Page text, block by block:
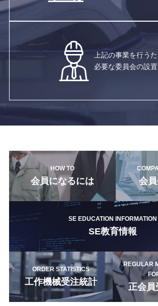
上記の事業を行う
必要な委員会の設置
HOW TO
会員になるには 会
SE EDUCATION INFORMATION
SE教育情報
ORDER STATISTICS
工作機械受注統計
REGULAR
正会員